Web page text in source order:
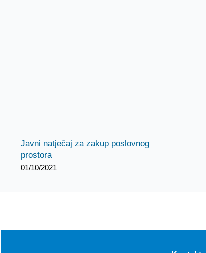
Javni natječaj za zakup poslovnog
prostora
01/10/2021